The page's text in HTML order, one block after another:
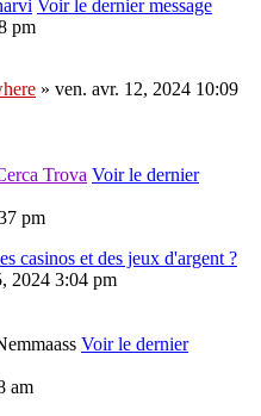
Voir le dernier message
pm
» ven. avr. 12, 2024 10:09
Trova Voir le dernier
pm
casinos et des jeux d'argent ?
2024 3:04 pm
Voir le dernier
am